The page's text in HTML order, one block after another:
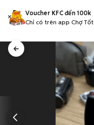
Voucher KFC đến 100k
Chỉ có trên app Chợ Tốt